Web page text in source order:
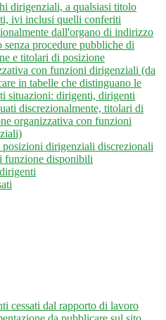
dirigenziali, a qualsiasi titolo
ivi inclusi quelli conferiti
dall'organo di indirizzo
senza procedure pubbliche di
e titolari di posizione
con funzioni dirigenziali (da
in tabelle che distinguano le
situazioni: dirigenti, dirigenti
discrezionalmente, titolari di
organizzativa con funzioni
posizioni dirigenziali discrezionali
funzione disponibili
cessati dal rapporto di lavoro